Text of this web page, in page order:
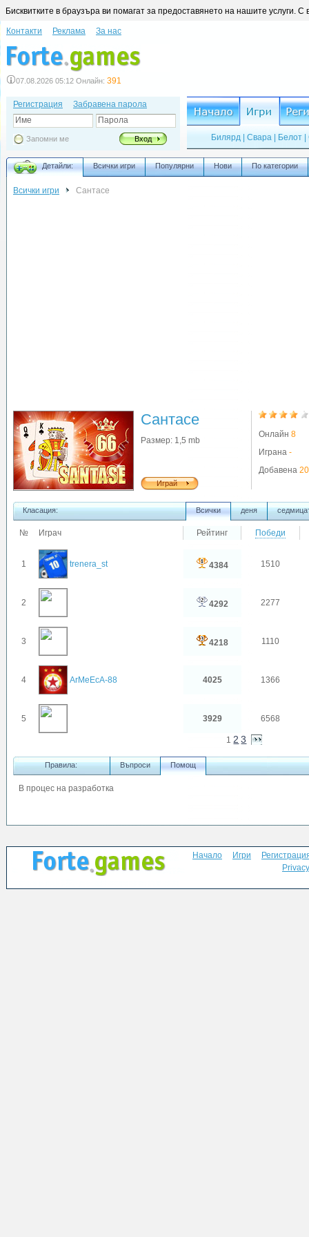
Бисквитките в браузъра ви помагат за предоставянето на нашите услуги.
Контакти Реклама За нас
07.08.2026 05:12 Онлайн: 391
Регистрация
Забравена парола
Име
Парола
Запомни ме Вход Билярд Свара Белот
Детайли: Всички игри Популярни Нови По категории
Всички игри Сантасе
Сантасе
Размер: 1,5 mb
Играй
Онлайн 8
Играна -
Добавена
Класация: Всички деня
№ Играч Рейтинг Победи
1 trenera_st 4384 1510
2 4292 2277
3 4218 1110
4 ArMeEcA-88 4025 1366
5 3929 6568
12 3
Правила: Въпроси Помощ
В процес на разработка
Начало Игри